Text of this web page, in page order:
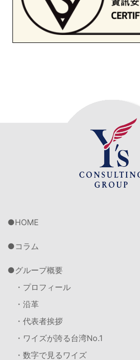
HOME
コラム
グループ概要
・プロフィール
・沿革
・代表者挨拶
・ワイズが誇る台湾No.1
・数字で見るワイズ